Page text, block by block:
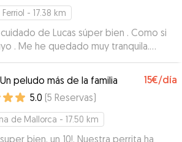
Suki se lo ha pasado en
con él. Y ha sido un miembro
hermosa familia durante su estancia
Repetiremos sin dudarlo!”
Ferriol - 17.38 km
cuidado de Lucas súper bien . Como si
. Me he quedado muy tranquila.
”
Un peludo más de la familia 15€/día
5.0 (5 Reservas)
de Mallorca - 17.50 km
bien, un 10!. Nuestra perrita ha